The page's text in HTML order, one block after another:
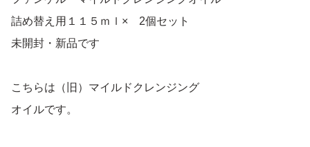
詰め替え用１１５ｍｌ× 2個セット
未開封・新品です
こちらは（旧）マイルドクレンジング
オイルです。